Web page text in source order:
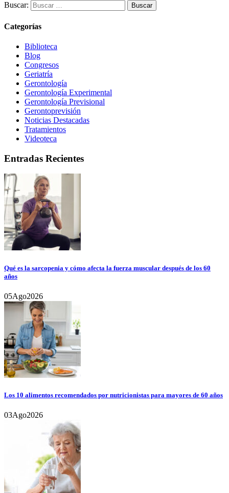
Buscar:
Categorías
Biblioteca
Blog
Congresos
Geriatría
Gerontología
Gerontología Experimental
Gerontología Previsional
Gerontoprevisión
Noticias Destacadas
Tratamientos
Videoteca
Entradas Recientes
Qué es la sarcopenia y cómo afecta la fuerza muscular después de los 60
años
05Ago2026
Los 10 alimentos recomendados por nutricionistas para mayores de 60 años
03Ago2026